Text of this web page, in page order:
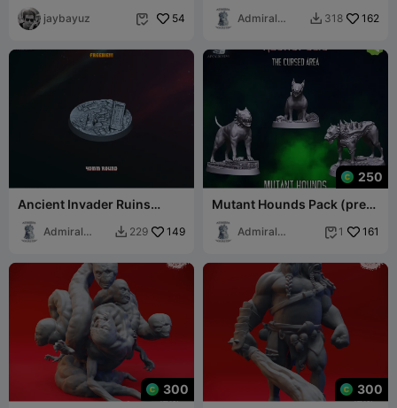
jaybayuz  54
ース（サポート構造付き無料
特典）Admiral
 318 162
Ancient Invader Ruins
40mm base (Pre-
supported Freebie)
Admiral
 229 149
250
Mutant Hounds Pack (pre-
supported)
Admiral
 1 161
300
300